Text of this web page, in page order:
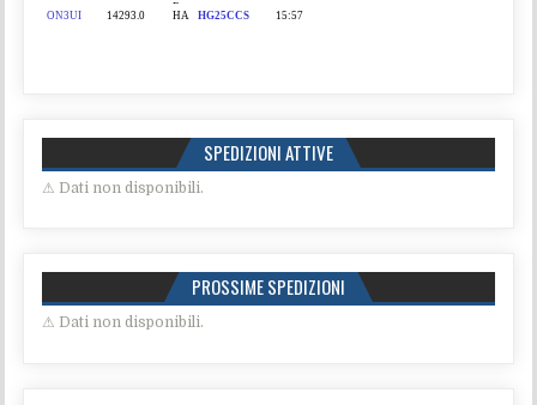
SPEDIZIONI ATTIVE
⚠ Dati non disponibili.
PROSSIME SPEDIZIONI
⚠ Dati non disponibili.